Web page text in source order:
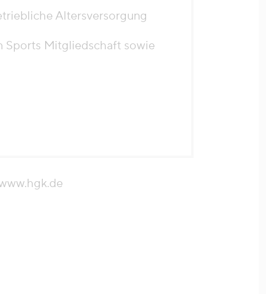
Altersversorgung
Sports Mitgliedschaft sowie